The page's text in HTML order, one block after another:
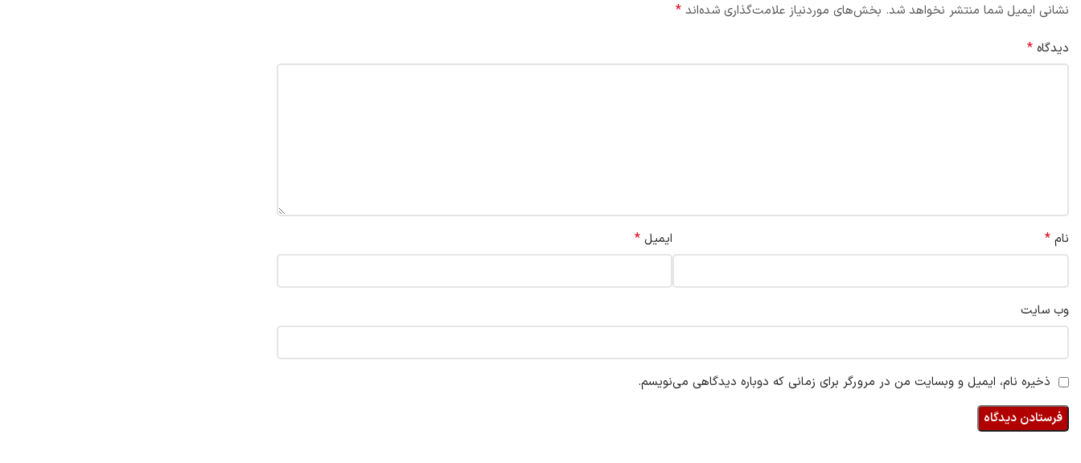
نشانی ایمیل شما منتشر نخواهد شد. بخش‌های موردنیاز علامت‌گذاری شده‌اند *
دیدگاه *
نام * ایمیل *
وب‌ سایت
ذخیره نام، ایمیل و وبسایت من در مرورگر برای زمانی که دوباره دیدگاهی می‌نویسم.